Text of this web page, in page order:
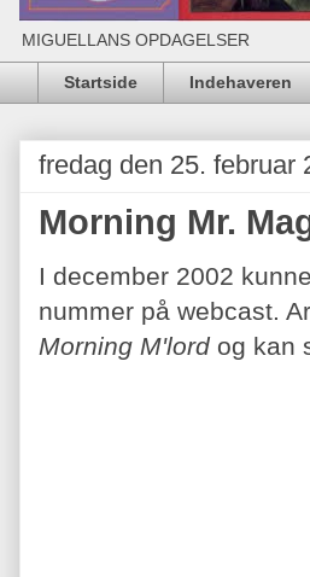
MIGUELLANS OPDAGELSER
Startside Indehaveren
fredag den 25. februar
Morning Mr.
I december 2002
nummer på webcast.
Morning M'lordog kan